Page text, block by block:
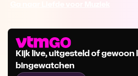
Kijk live, uitgesteld of gewoon
bingewatchen